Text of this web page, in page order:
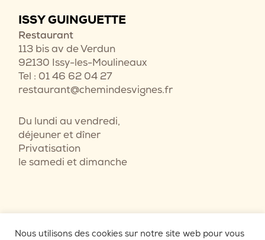
ISSY GUINGUETTE
Restaurant
113 bis av de Verdun
92130 Issy-les-Moulineaux
Tel : 01 46 62 04 27
restaurant@chemindesvignes.fr
Du lundi au vendredi,
déjeuner et dîner
Privatisation
le samedi et dimanche
Nous utilisons des cookies sur notre site web pour vous